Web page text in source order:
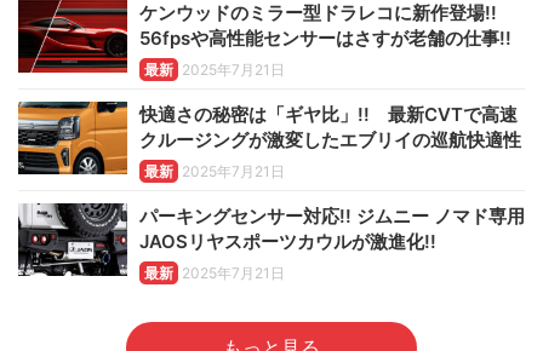
ケンウッドのミラー型ドラレコに新作登場!!
56fpsや高性能センサーはさすが老舗の仕事!!
最新 2025年7月21日
快適さの秘密は「ギヤ比」!! 最新CVTで高速
クルージングが激変したエブリイの巡航快適性
最新 2025年7月21日
パーキングセンサー対応!! ジムニー ノマド専用
JAOSリヤスポーツカウルが激進化!!
最新 2025年7月21日